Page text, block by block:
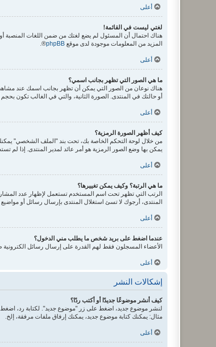
أعلى
لغتي ليست في القائمة!
هناك احتمال أن المسئول لم يضع لغتك من ضمن اللغات المنصبة
المزيد من المعلومات موجودة لدى موقع phpBB
®.
أعلى
ما هي الصور التي تظهر بجانب اسمي؟
هناك نوعان من الصور التي يمكن أن تظهر بجانب اسمك عند
أو حالتك في المنتدى. الصورة الثانية، والتي في الغالب تكون
أعلى
كيف أظهر الصورة الرمزية؟
يمكن بها وضع الصور الرمزية هو أمر عائد لمدير المنتدى. إذا لم
أعلى
ما هي الرتبة؟ وكيف يمكن تغييرها؟
الرتب التي تظهر تحت اسم المستخدم تستعمل لإظهار عدد
المنتدى، أرجوك لا تسئ استغلال المنتدى بإرسال رسائل أو
أعلى
عندما اضغط على بريد شخص ما يطلب مني الدخول؟
الأعضاء المسجلون فقط لهم القدرة على إرسال رسائل
أعلى
إشكالات النشر
كيف أنشر موضوعًا جديدًا أو أكتب ردًا؟
لنشر موضوع جديد، اضغط على زر "موضوع جديد". لكتابة رد،
مثال: يمكنك كتابة موضوع جديد، يمكنك إرفاق ملفات مرفقة، إلخ.
أعلى